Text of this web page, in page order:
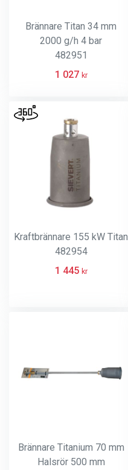
Brännare Titan 34 mm
2000 g/h 4 bar
482951
1 027 kr
Kraftbrännare 155 kW Titan
482954
1 445 kr
Brännare Titanium 70 mm
Halsrör 500 mm